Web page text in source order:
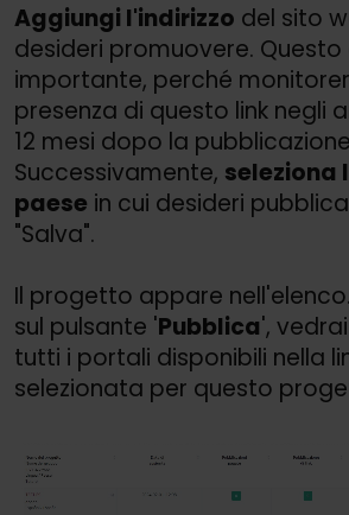
Aggiungi l'indirizzo del sito
desideri promuovere.
importante, perché
presenza di questo link negli
12 mesi dopo la
Successivamente, seleziona
paese in cui desideri
"Salva".
Il progetto appare
sul pulsante 'Pubblica',
tutti i portali disponibili nella
selezionata per questo